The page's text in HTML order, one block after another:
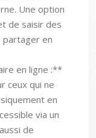
Une option
de saisir des
partager en
en ligne :**
ceux qui ne
en
via un
de